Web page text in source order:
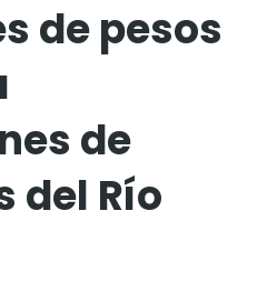
de pesos
de
del Río